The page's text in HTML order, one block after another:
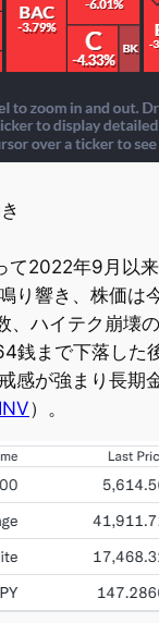
て2022年9月以
り響き、株価は
、ハイテク崩壊
銭まで下落し
感が強まり長期
INV）。